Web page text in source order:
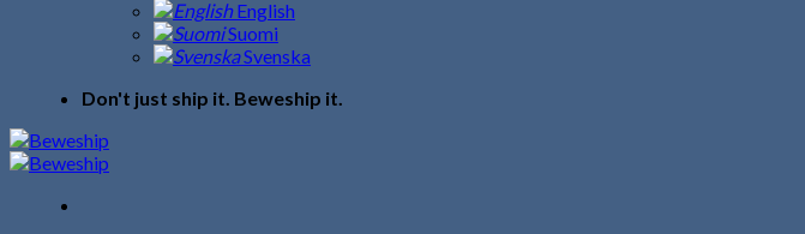
English
Suomi
Svenska
Don't just ship it. Beweship it.